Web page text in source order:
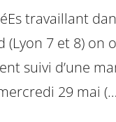
travaillant
(Lyon 7 et 8) on
suivi d’une
29 mai